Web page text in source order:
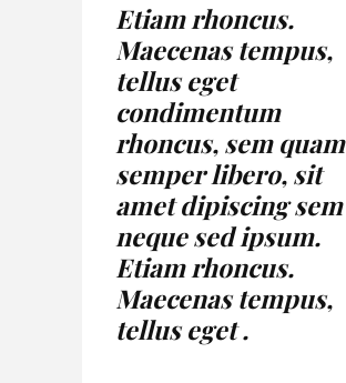
Etiam rhoncus.
Maecenas tempus,
tellus eget
condimentum
rhoncus, sem quam
semper libero, sit
amet dipiscing sem
neque sed ipsum.
Etiam rhoncus.
Maecenas tempus,
tellus eget .